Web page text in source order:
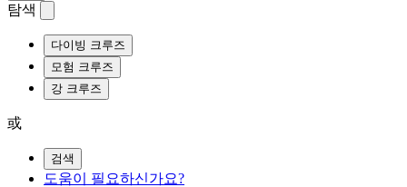
탐색
다이빙 크루즈
모험 크루즈
강 크루즈
或
검색
도움이 필요하신가요?